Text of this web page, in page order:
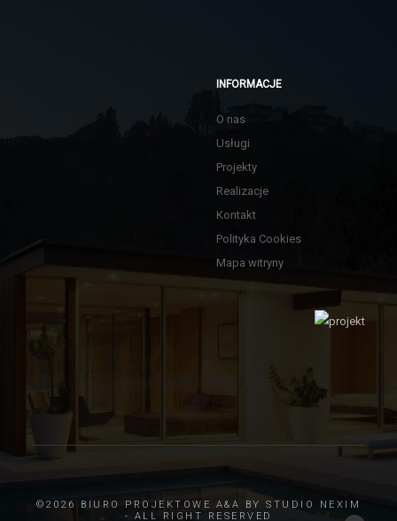
INFORMACJE
O nas
Usługi
Projekty
Realizacje
Kontakt
Polityka Cookies
Mapa witryny
©2026 BIURO PROJEKTOWE A&A BY STUDIO NEXIM
- ALL RIGHT RESERVED